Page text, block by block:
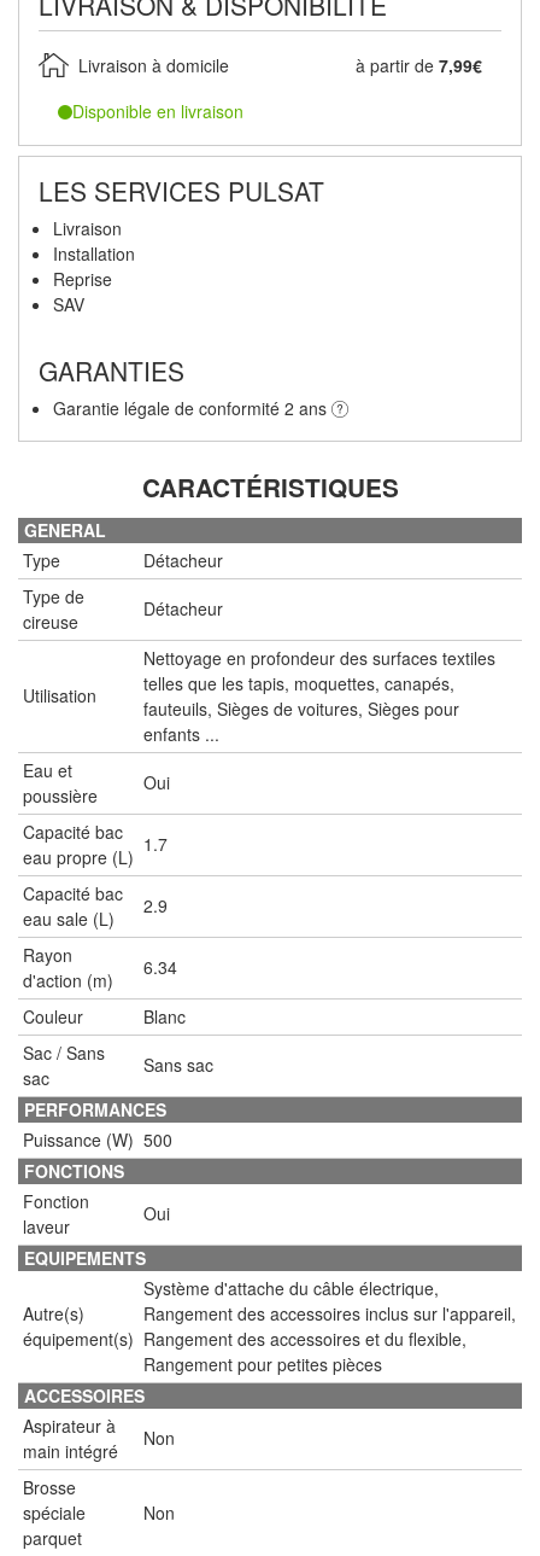
Livraison à domicile à partir de 7,99€
Disponible en livraison
LES SERVICES PULSAT
Livraison
Installation
Reprise
SAV
GARANTIES
Garantie légale de conformité 2 ans
CARACTÉRISTIQUES
GENERAL
Type
Détacheur
Type de
cireuse
Détacheur
Utilisation
Nettoyage en profondeur des surfaces textiles
telles que les tapis, moquettes, canapés,
fauteuils, Sièges de voitures, Sièges pour
enfants ...
Eau et
poussière
Oui
Capacité bac
eau propre (L)
1.7
Capacité bac
eau sale (L)
2.9
Rayon
d'action (m)
6.34
Couleur
Blanc
Sac / Sans
sac
Sans sac
PERFORMANCES
Puissance (W) 500
FONCTIONS
Fonction
laveur
Oui
EQUIPEMENTS
Autre(s)
équipement(s)
Système d'attache du câble électrique,
Rangement des accessoires inclus sur l'appareil,
Rangement des accessoires et du flexible,
Rangement pour petites pièces
ACCESSOIRES
Aspirateur à
main intégré
Non
Brosse
spéciale
parquet
Non